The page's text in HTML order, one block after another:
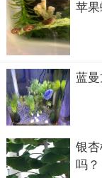
苹
蓝
银
吗？